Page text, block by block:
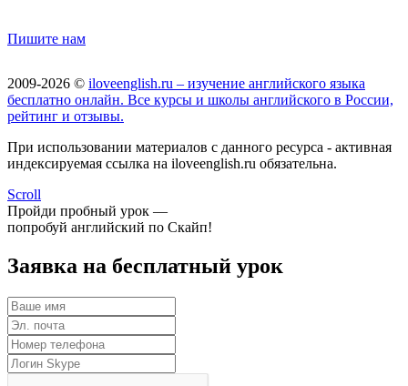
Пишите нам
2009-2026 © iloveenglish.ru – изучение английского языка
бесплатно онлайн. Все курсы и школы английского в России,
рейтинг и отзывы.
При использовании материалов с данного ресурса - активная
индексируемая ссылка на iloveenglish.ru обязательна.
Scroll
Пройди пробный урок —
попробуй английский по Скайп!
Заявка на бесплатный урок